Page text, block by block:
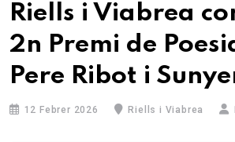
Riells i Viabrea
2n Premi de
Pere Ribot i
12 Febrer 2026 Riells i Viabrea